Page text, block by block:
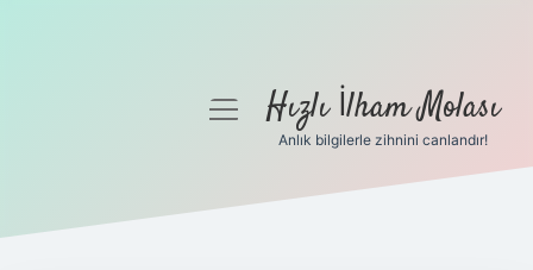
Gizlilik Politikası
menüyüHızlı İlham Molası
Anlık bilgilerle zihnini canlandır!